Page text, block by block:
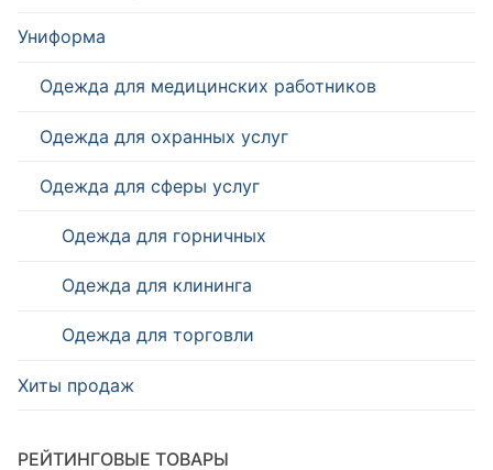
Униформа
Одежда для медицинских работников
Одежда для охранных услуг
Одежда для сферы услуг
Одежда для горничных
Одежда для клининга
Одежда для торговли
Хиты продаж
РЕЙТИНГОВЫЕ ТОВАРЫ